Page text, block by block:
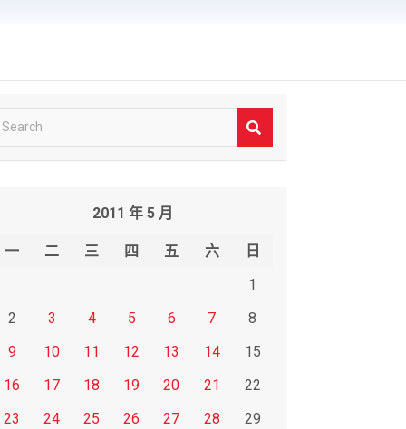
2011 年 5 月
一 二 三 四 五 六
日
1
2
3 4 5 6 7
8
9
10 11 12 13 14
15
16
17 18 19 20 21
22
23
24 25 26 27 28
29